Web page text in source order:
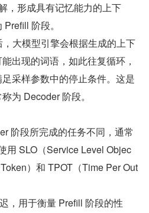
，形成具有记忆能力的上下
阶段。
大模型引擎会根据生成的上下
出现的词语，如此往复循环，
采样参数中的停止条件。这是
为 Decoder 阶段。
阶段所完成的任务不同，通常
用 SLO（Service Level Objec
）和 TPOT（Time Per Out
，用于衡量 Prefill 阶段的性